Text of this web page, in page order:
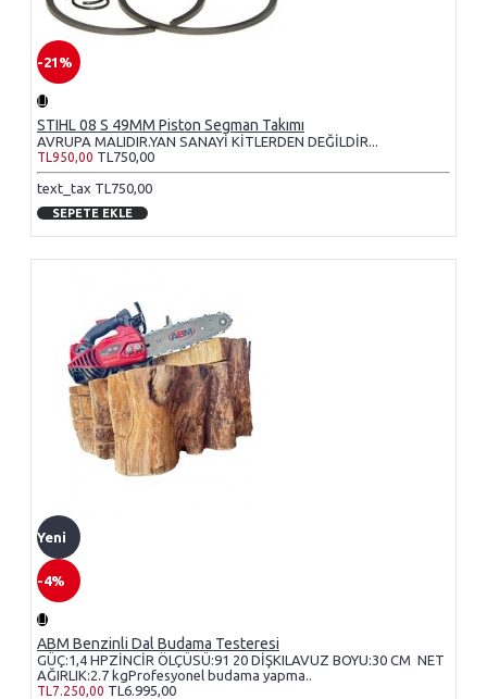
-21%
STIHL 08 S 49MM Piston Segman Takımı
AVRUPA MALIDIR.YAN SANAYİ KİTLERDEN DEĞİLDİR...
TL950,00 TL750,00
text_tax TL750,00
SEPETE EKLE
Yeni
-4%
ABM Benzinli Dal Budama Testeresi
GÜÇ:1,4 HPZİNCİR ÖLÇÜSÜ:91 20 DİŞKILAVUZ BOYU:30 CM NET
AĞIRLIK:2.7 kgProfesyonel budama yapma..
TL7.250,00 TL6.995,00